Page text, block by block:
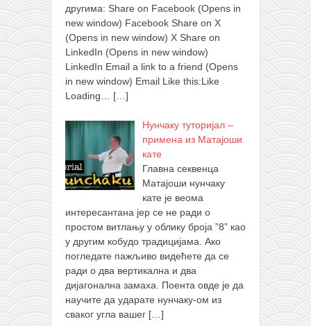
другима: Share on Facebook (Opens in
new window) Facebook Share on X
(Opens in new window) X Share on
LinkedIn (Opens in new window)
LinkedIn Email a link to a friend (Opens
in new window) Email Like this:Like
Loading…
[…]
Нунчаку туторијал –
примена из Матајоши
кате
Главна секвенца
Матајоши нунчаку
кате је веома
интересантана јер се не ради о
простом витлању у облику броја ”8” као
у другим кобудо традицијама. Ако
погледате пажљиво видећете да се
ради о два вертикална и два
дијагонална замаха. Поента овде је да
научите да ударате нунчаку-ом из
сваког угла вашег […]